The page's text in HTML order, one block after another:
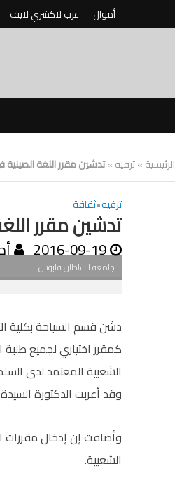
أموال عرب لاكشري لايف
الرئيسية»ترفيه»تدشين مقرر اللغة
ترفيه•ثقافة
تدشين مقرر
2016-09-19
جامعة السلطان قابوس
دشن قسم السياحة بكلية
كمقرر اختياري لجميع
الشعبية المعتمد لدى
وقد أعربت الدكتورة
وأضافت إن إدخال مقررات
الشعبية.